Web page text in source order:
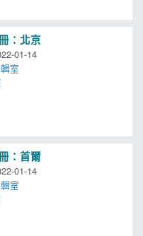
：北京
01-14
室
：首爾
01-14
室